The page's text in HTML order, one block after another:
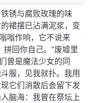
锈与腐败玫瑰的味
裙摆已沾满泥浆，变
嗡作响，它不说来
回你自己。”废墟里
曾是魔法少女的同
服，见我就扑。我用
它们消散后会留下发
脑海：我曾在祭坛上